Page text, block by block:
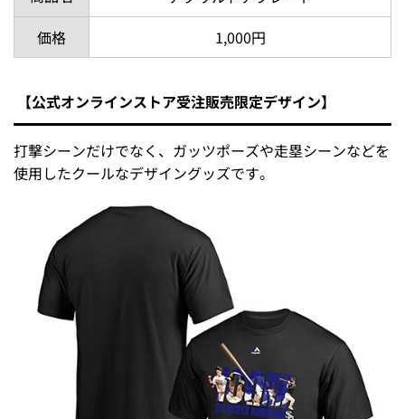
価格
1,000円
【公式オンラインストア受注販売限定デザイン】
打撃シーンだけでなく、ガッツポーズや走塁シーンなどを
使用したクールなデザイングッズです。